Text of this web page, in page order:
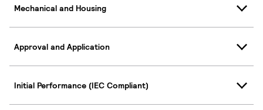
Mechanical and Housing
Approval and Application
Initial Performance (IEC Compliant)